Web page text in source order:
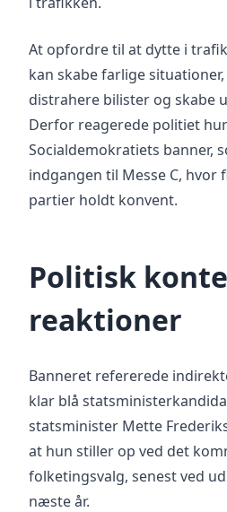
At opfordre til at dytte i
kan skabe farlige
distrahere bilister og skabe
Derfor reagerede politiet
Socialdemokratiets banner,
indgangen til Messe C, hvor
partier holdt konvent.
Politisk
reaktioner
Banneret refererede
klar blå
statsminister Mette
at hun stiller op ved det
folketingsvalg, senest ved
næste år.